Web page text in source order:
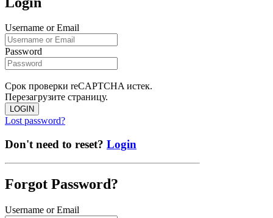
Username or Email
Password
Срок проверки reCAPTCHA истек.
Перезагрузите страницу.
LOGIN
Lost password?
Don't need to reset? Login
Forgot Password?
Username or Email